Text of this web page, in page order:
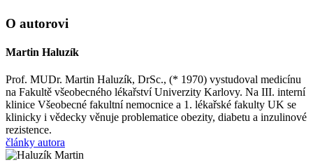
O autorovi
Martin Haluzík
Prof. MUDr. Martin Haluzík, DrSc., (* 1970) vystudoval medicínu
na Fakultě všeobecného lékařství Univerzity Karlovy. Na III. interní
klinice Všeobecné fakultní nemocnice a 1. lékařské fakulty UK se
klinicky i vědecky věnuje problematice obezity, diabetu a inzulinové
rezistence.
články autora